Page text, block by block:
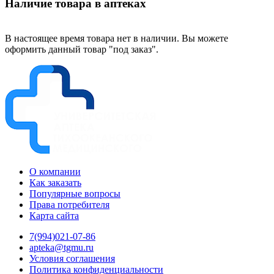
Наличие товара в аптеках
В настоящее время товара нет в наличии. Вы можете
оформить данный товар "под заказ".
О компании
Как заказать
Популярные вопросы
Права потребителя
Карта сайта
7(994)021-07-86
apteka@tgmu.ru
Условия соглашения
Политика конфиденциальности